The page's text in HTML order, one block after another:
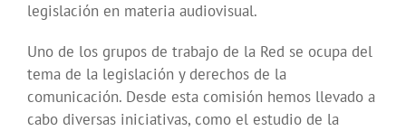
legislación en materia audiovisual.
Uno de los grupos de trabajo de la Red se ocupa del
tema de la legislación y derechos de la
comunicación. Desde esta comisión hemos llevado a
cabo diversas iniciativas, como el estudio de la